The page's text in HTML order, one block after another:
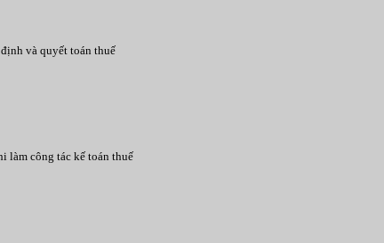
và quyết toán thuế
làm công tác kế toán thuế